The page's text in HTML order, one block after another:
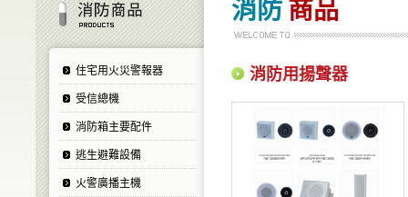
住宅用火災警報器
受信總機
消防箱主要配件
逃生避難設備
火警廣播主機
消防 商品
消防用揚聲器